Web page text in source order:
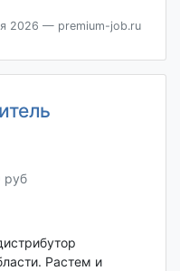
2026 — premium-job.ru
руб
Растем и